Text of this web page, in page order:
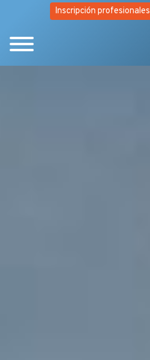
Inscripción profesionales